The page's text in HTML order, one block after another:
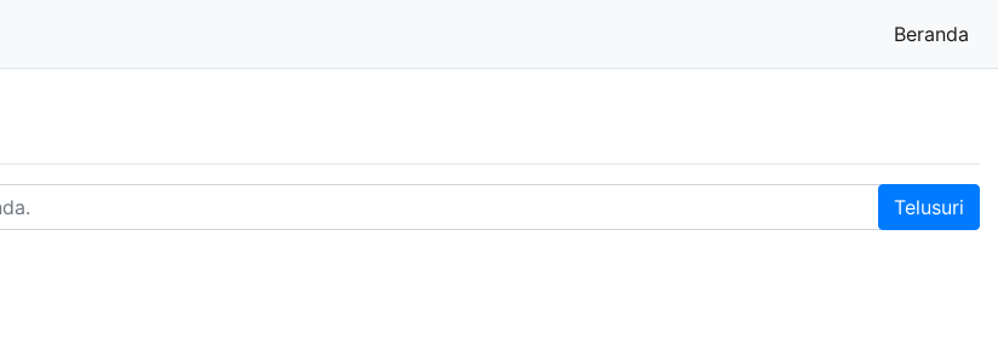
Beranda